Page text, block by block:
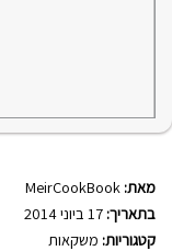
מאת: MeirCookBook
בתאריך:
קטגוריות: משקאות